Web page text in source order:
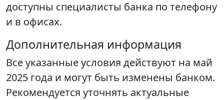
доступны специалисты банка по телефону
и в офисах.
Дополнительная информация
Все указанные условия действуют на май
2025 года и могут быть изменены банком.
Рекомендуется уточнять актуальные